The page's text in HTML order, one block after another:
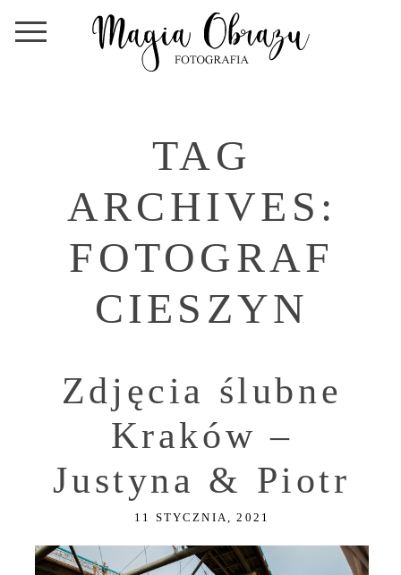
TAG
ARCHIVES:
FOTOGRAF
CIESZYN
Zdjęcia ślubne
Kraków –
Justyna & Piotr
11 STYCZNIA, 2021